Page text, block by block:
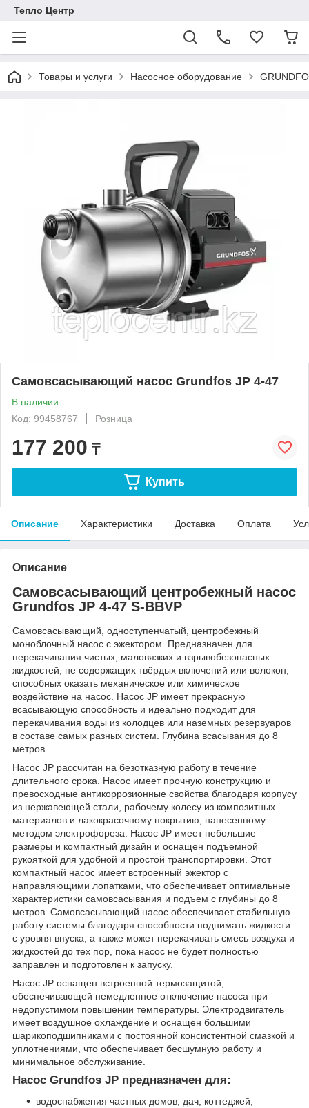
Тепло Центр
Товары и услуги Насосное оборудование
Самовсасывающий насос Grundfos JP 4-47
В наличии
Код: 99458767
Розница
177 200 ₸
Купить
Описание Характеристики Доставка Оплата
Описание
Самовсасывающий центробежный насос
Grundfos JP 4-47 S-BBVP
Cамовсасывающий, одноступенчатый, центробежный
моноблочный насос с эжектором. Предназначен для
перекачивания чистых, маловязких и взрывобезопасных
жидкостей, не содержащих твёрдых включений или волокон,
способных оказать механическое или химическое
воздействие на насос. Насос JP имеет прекрасную
всасывающую способность и идеально подходит для
перекачивания воды из колодцев или наземных резервуаров
в составе самых разных систем. Глубина всасывания до 8
метров.
Насос JP рассчитан на безотказную работу в течение
длительного срока. Насос имеет прочную конструкцию и
превосходные антикоррозионные свойства благодаря корпусу
из нержавеющей стали, рабочему колесу из композитных
материалов и лакокрасочному покрытию, нанесенному
методом электрофореза. Насос JP имеет небольшие
размеры и компактный дизайн и оснащен подъемной
рукояткой для удобной и простой транспортировки. Этот
компактный насос имеет встроенный эжектор с
направляющими лопатками, что обеспечивает оптимальные
характеристики самовсасывания и подъем с глубины до 8
метров. Самовсасывающий насос обеспечивает стабильную
работу системы благодаря способности поднимать жидкости
с уровня впуска, а также может перекачивать смесь воздуха и
жидкостей до тех пор, пока насос не будет полностью
заправлен и подготовлен к запуску.
Насос JP оснащен встроенной термозащитой,
обеспечивающей немедленное отключение насоса при
недопустимом повышении температуры. Электродвигатель
имеет воздушное охлаждение и оснащен большими
шарикоподшипниками с постоянной консистентной смазкой и
уплотнениями, что обеспечивает бесшумную работу и
минимальное обслуживание.
Насос Grundfos JP предназначен для:
водоснабжения частных домов, дач, коттеджей;